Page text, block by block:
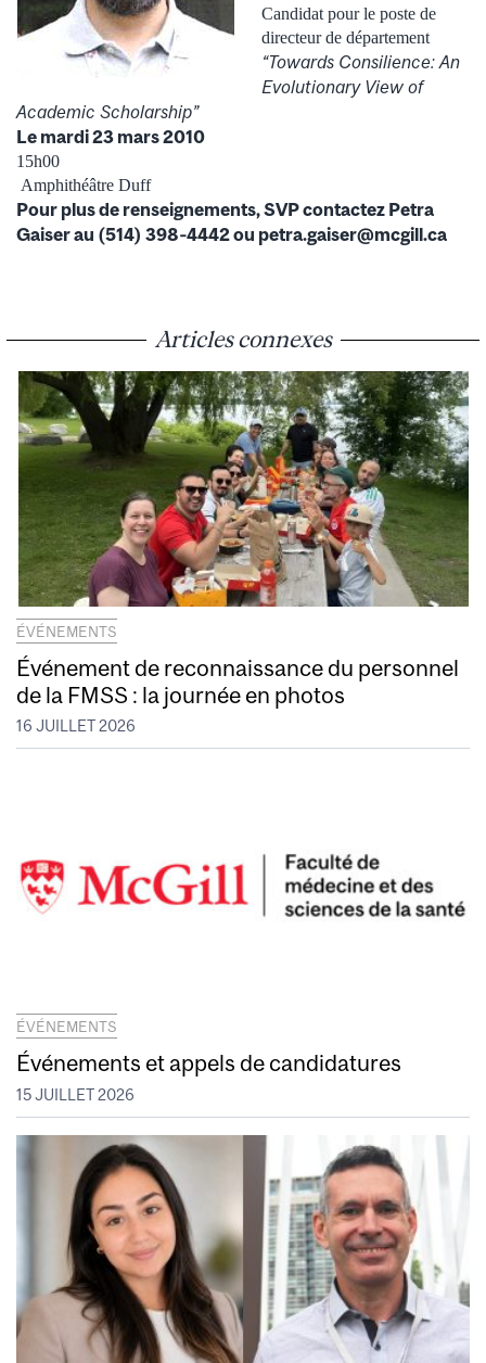
Candidat pour le poste de
directeur de département
“Towards Consilience: An
Evolutionary View of
Academic Scholarship”
Le mardi 23 mars 2010
15h00
Amphithéâtre Duff
Pour plus de renseignements, SVP contactez Petra
Gaiser au (514) 398‐4442 ou petra.gaiser@mcgill.ca
Articles connexes
ÉVÉNEMENTS
Événement de reconnaissance du personnel
de la FMSS : la journée en photos
16 JUILLET 2026
ÉVÉNEMENTS
Événements et appels de candidatures
15 JUILLET 2026